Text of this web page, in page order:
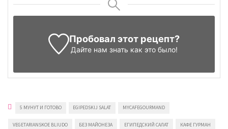
Пробовал этот рецепт?
Дайте нам знать как это было!
5 МУНУТ И ГОТОВО EGIPEDSKIJ SALAT MYCAFEGOURMAND
VEGETARIANSKOE BLIUDO БЕЗ МАЙОНЕЗА ЕГИПЕДСКИЙ САЛАТ КАФЕ ГУРМАН